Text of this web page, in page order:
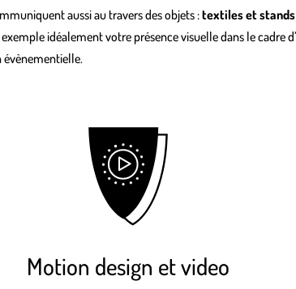
aussi au travers des objets :textiles et stands
idéalement votre présence visuelle dans le cadre
Motion design et video